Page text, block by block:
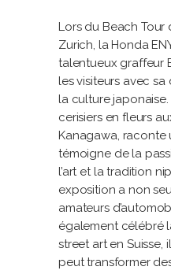
Lors du Beach Tour
Zurich, la Honda
talentueux graffeur
les visiteurs avec
la culture
cerisiers en fleurs
Kanagawa, raconte
témoigne de la
l’art et la tradition
exposition a non
amateurs
également célébré
street art en Suisse,
peut transformer